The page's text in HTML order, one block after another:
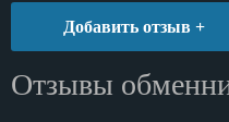
удобный и безопасный
стремимся обеспечить
Добавить отзыв +
Отзывы